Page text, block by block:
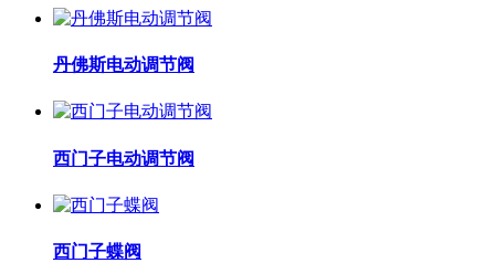
丹佛斯电动调节阀
西门子电动调节阀
西门子蝶阀